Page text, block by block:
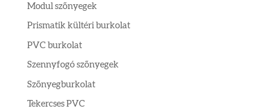
Modul szőnyegek
Prismatik kültéri burkolat
PVC burkolat
Szennyfogó szőnyegek
Szőnyegburkolat
Tekercses PVC